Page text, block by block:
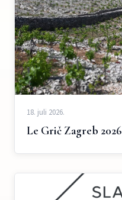
18. juli 2026.
Le Grič Zagreb 2026